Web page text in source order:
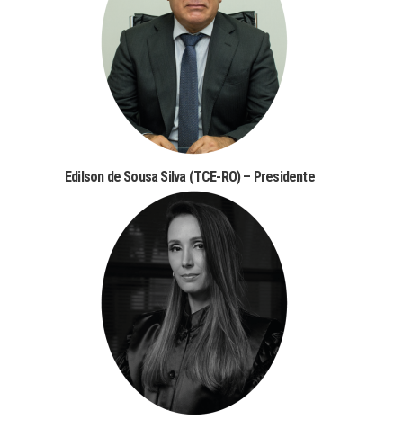
Edilson de Sousa Silva (TCE-RO) – Presidente